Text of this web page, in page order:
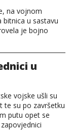
na vojnom
bitnica u sastavu
je bojno
u
vojske ušli su
te su po završetku
putu opet se